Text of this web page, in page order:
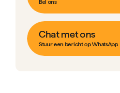
Bel ons
Chat met ons
Stuur een bericht op WhatsApp